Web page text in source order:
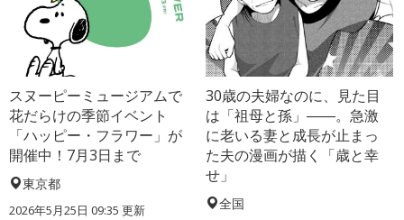
スヌーピーミュージアムで
花だらけの季節イベント
「ハッピー・フラワー」が
開催中！7月3日まで
東京都
2026年5月25日 09:35 更新
30歳の夫婦なのに、見た目
は「祖母と孫」――。急激
に老いる妻と成長が止まっ
た夫の漫画が描く「歳と幸
せ」
全国